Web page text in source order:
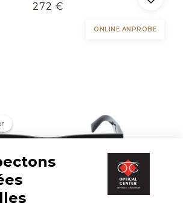
272 €
ONLINE ANPROBE